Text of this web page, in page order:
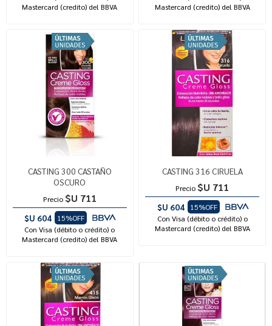
Mastercard (credito) del BBVA
Mastercard (credito) del BBVA
CASTING 300 CASTAÑO
OSCURO
Precio $U 711
$U 604
15%OFF
Con Visa (débito o crédito) o
Mastercard (credito) del BBVA
CASTING 316 CIRUELA
Precio $U 711
$U 604
15%OFF
Con Visa (débito o crédito) o
Mastercard (credito) del BBVA